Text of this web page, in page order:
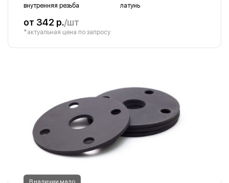
внутренняя резьба
латунь
от 342 р./шт
*актуальная цена по запросу
В наличии мало